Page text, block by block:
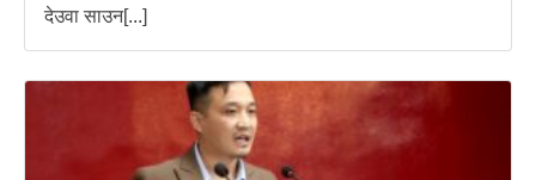
देउवा साउन[...]